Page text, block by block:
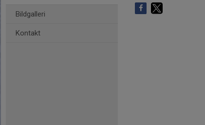
Bildgalleri
Kontakt